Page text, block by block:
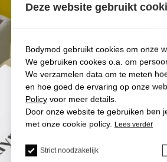
Deze website gebruikt
Bodymod gebruikt cookies om onze
We gebruiken cookes o.a. om
We verzamelen data om te meten
en hoe goed de ervaring op onze
Policy voor meer details.
Door onze website te gebruiken ben
met onze cookie policy. Lees verder
Strict noodzakelijk